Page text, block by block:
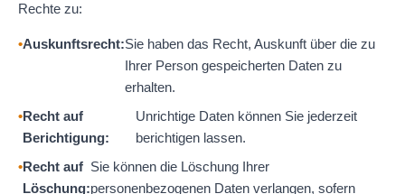
Rechte zu:
Auskunftsrecht:Sie haben das Recht, Auskunft über die zu
Ihrer Person gespeicherten Daten zu
erhalten.
Recht auf
Berichtigung:
Unrichtige Daten können Sie jederzeit
berichtigen lassen.
Recht auf
Löschung:
Sie können die Löschung Ihrer
personenbezogenen Daten verlangen, sofern